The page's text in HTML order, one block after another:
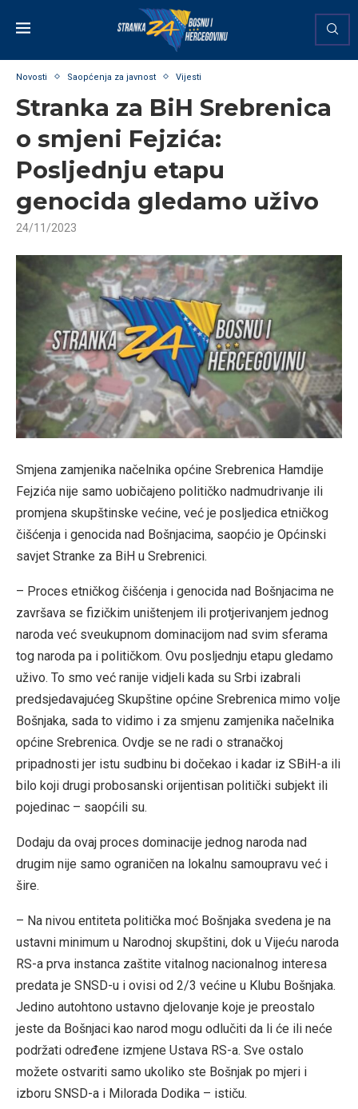
Novosti Saopćenja za javnost Vijesti
Stranka za BiH Srebrenica
o smjeni Fejzića:
Posljednju etapu
genocida gledamo uživo
24/11/2023
Smjena zamjenika načelnika općine Srebrenica Hamdije
Fejzića nije samo uobičajeno političko nadmudrivanje ili
promjena skupštinske većine, već je posljedica etničkog
čišćenja i genocida nad Bošnjacima, saopćio je Općinski
savjet Stranke za BiH u Srebrenici.
– Proces etničkog čišćenja i genocida nad Bošnjacima ne
završava se fizičkim uništenjem ili protjerivanjem jednog
naroda već sveukupnom dominacijom nad svim sferama
tog naroda pa i političkom. Ovu posljednju etapu gledamo
uživo. To smo već ranije vidjeli kada su Srbi izabrali
predsjedavajućeg Skupštine općine Srebrenica mimo volje
Bošnjaka, sada to vidimo i za smjenu zamjenika načelnika
općine Srebrenica. Ovdje se ne radi o stranačkoj
pripadnosti jer istu sudbinu bi dočekao i kadar iz SBiH-a ili
bilo koji drugi probosanski orijentisan politički subjekt ili
pojedinac – saopćili su.
Dodaju da ovaj proces dominacije jednog naroda nad
drugim nije samo ograničen na lokalnu samoupravu već i
šire.
– Na nivou entiteta politička moć Bošnjaka svedena je na
ustavni minimum u Narodnoj skupštini, dok u Vijeću naroda
RS-a prva instanca zaštite vitalnog nacionalnog interesa
predata je SNSD-u i ovisi od 2/3 većine u Klubu Bošnjaka.
Jedino autohtono ustavno djelovanje koje je preostalo
jeste da Bošnjaci kao narod mogu odlučiti da li će ili neće
podržati određene izmjene Ustava RS-a. Sve ostalo
možete ostvariti samo ukoliko ste Bošnjak po mjeri i
izboru SNSD-a i Milorada Dodika – ističu.